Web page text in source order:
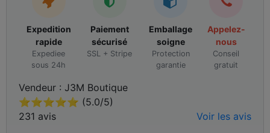
Expedition
rapide
Expediee
sous 24h
Paiement
sécurisé
SSL + Stripe
Emballage
soigne
Protection
garantie
Appelez-
nous
Conseil
gratuit
Vendeur : J3M Boutique
⭐⭐⭐⭐⭐ (5.0/5)
231 avis
Voir les avis